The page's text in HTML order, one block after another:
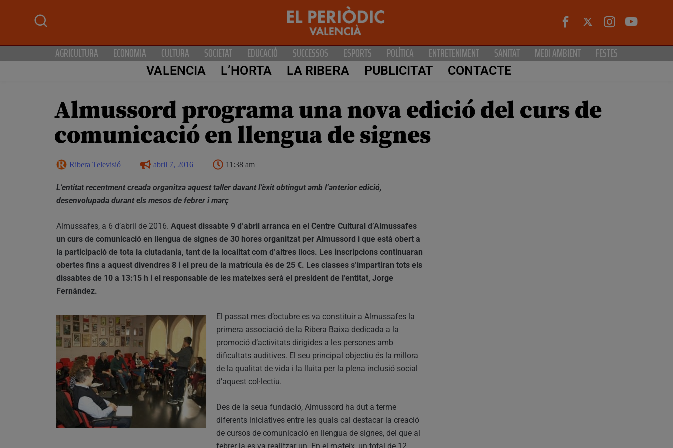
AGRICULTURA ECONOMIA CULTURA SOCIETAT EDUCACIÓ SUCCESSOS ESPORTS POLÍTICA ENTRETENIMENT SANITAT MEDI AMBIENT FESTES
VALENCIA L’HORTA LA RIBERA PUBLICITAT CONTACTE
Almussord programa una nova edició del curs de
comunicació en llengua de signes
Ribera Televisió abril 7, 2016 11:38 am
L’entitat recentment creada organitza aquest taller davant l’èxit obtingut amb l’anterior edició,
desenvolupada durant els mesos de febrer i març
Almussafes, a 6 d’abril de 2016. Aquest dissabte 9 d’abril arranca en el Centre Cultural d’Almussafes
un curs de comunicació en llengua de signes de 30 hores organitzat per Almussord i que està obert a
la participació de tota la ciutadania, tant de la localitat com d’altres llocs. Les inscripcions continuaran
obertes fins a aquest divendres 8 i el preu de la matrícula és de 25 €. Les classes s’impartiran tots els
dissabtes de 10 a 13:15 h i el responsable de les mateixes serà el president de l’entitat, Jorge
Fernández.
El passat mes d’octubre es va constituir a Almussafes la
primera associació de la Ribera Baixa dedicada a la
promoció d’activitats dirigides a les persones amb
dificultats auditives. El seu principal objectiu és la millora
de la qualitat de vida i la lluita per la plena inclusió social
d’aquest col·lectiu.
Des de la seua fundació, Almussord ha dut a terme
diferents iniciatives entre les quals cal destacar la creació
de cursos de comunicació en llengua de signes, del que al
febrer ja es va realitzar un. En el mateix, un total de 12